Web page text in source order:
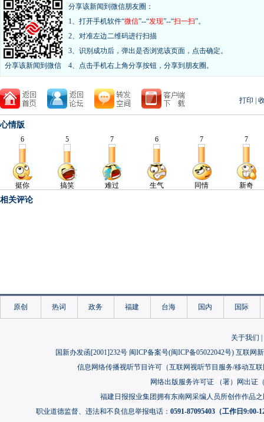
分享该新闻到微信
分享该新闻到微信朋友圈：
1、打开手机软件“微信”--“发现”--“扫一扫”。
2、对准左边二维码进行扫描
3、识别成功后，弹出是否浏览该页面，点击确定。
4、点击手机右上角分享按钮，分享到朋友圈。
打印
心情版
相关评论
原创 热词 政务 福建 台海 国内 国际
关于我们
国新办发函[2001]232号 闽ICP备案号(闽ICP备05022042号) 互联网
信息网络传播视听节目许可（互联网视听节目服务/移动互
网络出版服务许可证 （署）网出证
福建日报报业集团拥有东南网采编人员所创作作品
职业道德监督、违法和不良信息举报电话： 0591-87095403（工作日9:00-